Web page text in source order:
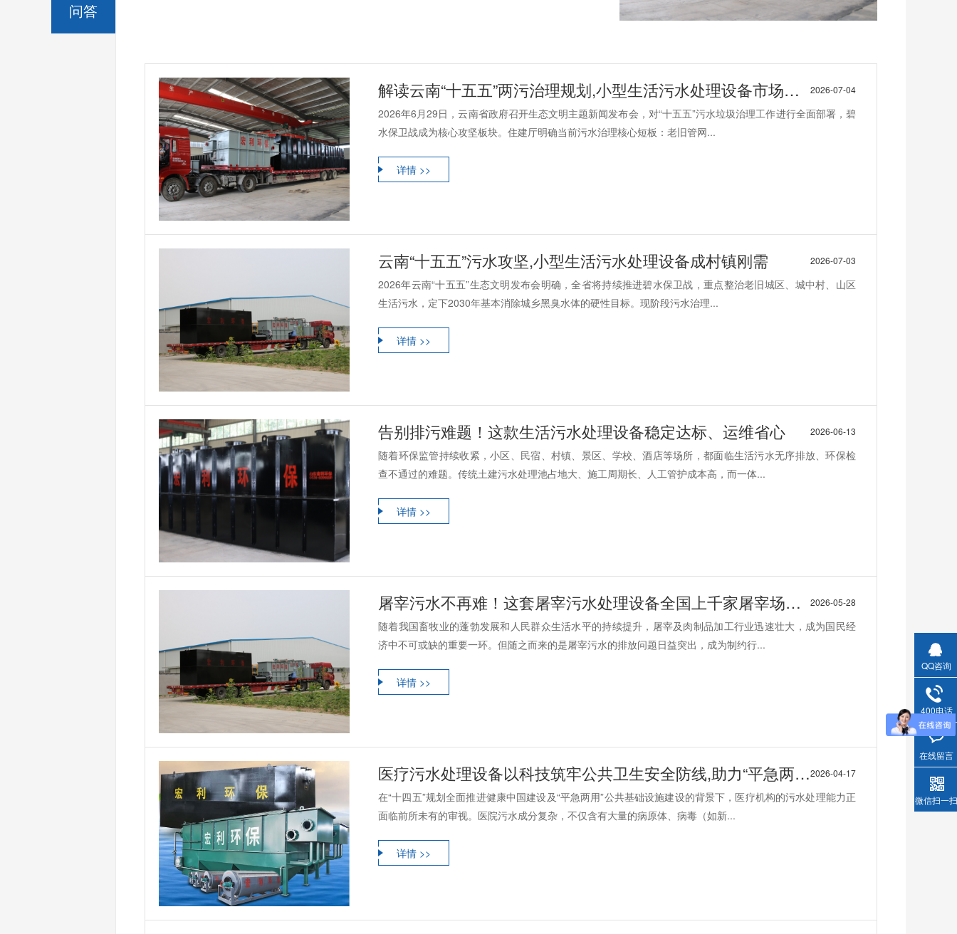
2026-07-04
解读云南“十五五”两污治理规划,小型生活污水处理设备市场机遇
2026年6月29日，云南省政府召开生态文明主题新闻发布会，对“十五五”污水垃圾治理工作进行全面部署，碧
水保卫战成为核心攻坚板块。住建厅明确当前污水治理核心短板：老旧管网...
详情 >>
2026-07-03
云南“十五五”污水攻坚,小型生活污水处理设备成村镇刚需
2026年云南“十五五”生态文明发布会明确，全省将持续推进碧水保卫战，重点整治老旧城区、城中村、山区
生活污水，定下2030年基本消除城乡黑臭水体的硬性目标。现阶段污水治理...
详情 >>
2026-06-13
告别排污难题！这款生活污水处理设备稳定达标、运维省心
随着环保监管持续收紧，小区、民宿、村镇、景区、学校、酒店等场所，都面临生活污水无序排放、环保检
查不通过的难题。传统土建污水处理池占地大、施工周期长、人工管护成本高，而一体...
详情 >>
2026-05-28
屠宰污水不再难！这套屠宰污水处理设备全国上千家屠宰场都在用
随着我国畜牧业的蓬勃发展和人民群众生活水平的持续提升，屠宰及肉制品加工行业迅速壮大，成为国民经
济中不可或缺的重要一环。但随之而来的是屠宰污水的排放问题日益突出，成为制约行...
详情 >>
2026-04-17
医疗污水处理设备以科技筑牢公共卫生安全防线,助力“平急两用”医疗体系建设
在“十四五”规划全面推进健康中国建设及“平急两用”公共基础设施建设的背景下，医疗机构的污水处理能力正
面临前所未有的审视。医院污水成分复杂，不仅含有大量的病原体、病毒（如新...
详情 >>
问答
QQ咨询
400电话
在线留言
微信扫一扫